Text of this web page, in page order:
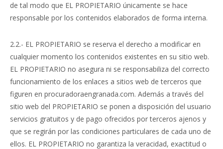
de tal modo que EL PROPIETARIO únicamente se hace
responsable por los contenidos elaborados de forma interna.
2.2.- EL PROPIETARIO se reserva el derecho a modificar en
cualquier momento los contenidos existentes en su sitio web.
EL PROPIETARIO no asegura ni se responsabiliza del correcto
funcionamiento de los enlaces a sitios web de terceros que
figuren en procuradoraengranada.com. Además a través del
sitio web del PROPIETARIO se ponen a disposición del usuario
servicios gratuitos y de pago ofrecidos por terceros ajenos y
que se regirán por las condiciones particulares de cada uno de
ellos. EL PROPIETARIO no garantiza la veracidad, exactitud o